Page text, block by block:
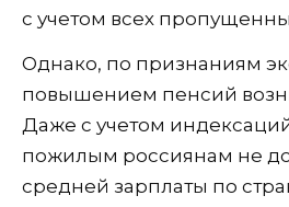
с учетом всех
Однако, по признаниям
повышением пенсий
Даже с учетом
пожилым россиянам не
средней зарплаты по